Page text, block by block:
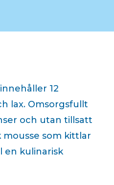
12
lax. Omsorgsfullt
och utan tillsatt
som kittlar
en kulinarisk